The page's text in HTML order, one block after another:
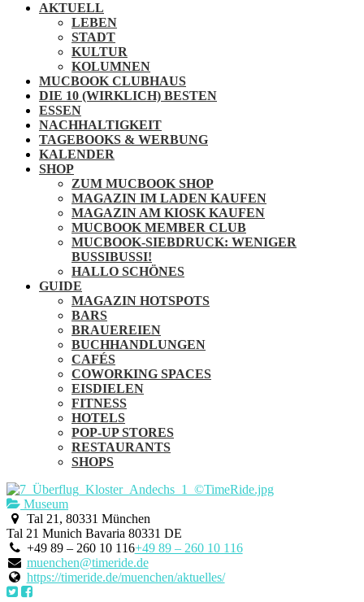
AKTUELL
LEBEN
STADT
KULTUR
KOLUMNEN
MUCBOOK CLUBHAUS
DIE 10 (WIRKLICH) BESTEN
ESSEN
NACHHALTIGKEIT
TAGEBOOKS & WERBUNG
KALENDER
SHOP
ZUM MUCBOOK SHOP
MAGAZIN IM LADEN KAUFEN
MAGAZIN AM KIOSK KAUFEN
MUCBOOK MEMBER CLUB
MUCBOOK-SIEBDRUCK: WENIGER
BUSSIBUSSI!
HALLO SCHÖNES
GUIDE
MAGAZIN HOTSPOTS
BARS
BRAUEREIEN
BUCHHANDLUNGEN
CAFÉS
COWORKING SPACES
EISDIELEN
FITNESS
HOTELS
POP-UP STORES
RESTAURANTS
SHOPS
Museum
Tal 21, 80331 München
Tal 21 Munich Bavaria 80331 DE
+49 89 – 260 10 116+49 89 – 260 10 116
muenchen@timeride.de
https://timeride.de/muenchen/aktuelles/